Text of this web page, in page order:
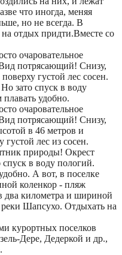
что иногда, меняя
но не всегда. В
отдых придти.Вместе со
очаровательное
потрясающий! Снизу,
густой лес сосен.
зато спуск в воду
удобно.
очаровательное
потрясающий! Снизу,
в 46 метров и
лес из сосен.
природы! Окрест
в воду пологий.
А вот, в поселке
коленкор - пляж
два километра и шириной
реки Шапсухо. Отдыхать на
курортных поселков
Дере, Дедеркой и др.,